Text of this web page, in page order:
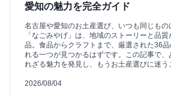
愛知の魅力を完全ガイド
名古屋や愛知のお土産選び、いつも同じもの
「なごみやげ」は、地域のストーリーと品
品。食品からクラフトまで、厳選された36
れる一つが見つかるはずです。この記事で、
れざる魅力を発見し、もうお土産選びに迷う
2026/08/04